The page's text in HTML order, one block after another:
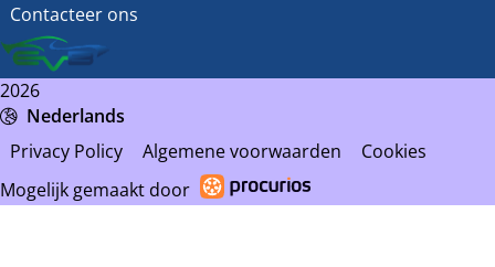
Contacteer ons
2026
Nederlands
Privacy Policy
Algemene voorwaarden
Cookies
Mogelijk gemaakt door